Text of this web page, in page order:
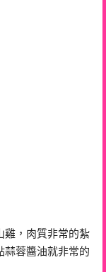
雞，肉質非常的紮
蒜蓉醬油就非常的